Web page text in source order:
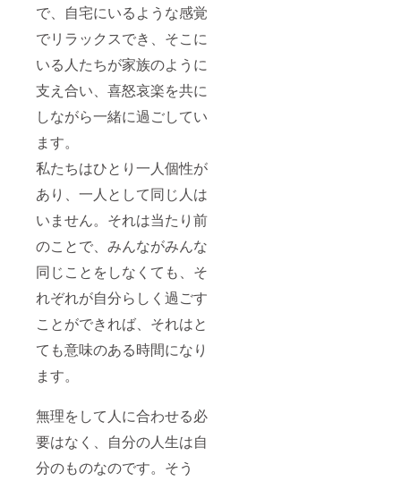
で、自宅にいるような感覚
でリラックスでき、そこに
いる人たちが家族のように
支え合い、喜怒哀楽を共に
しながら一緒に過ごしてい
ます。
私たちはひとり一人個性が
あり、一人として同じ人は
いません。それは当たり前
のことで、みんながみんな
同じことをしなくても、そ
れぞれが自分らしく過ごす
ことができれば、それはと
ても意味のある時間になり
ます。
無理をして人に合わせる必
要はなく、自分の人生は自
分のものなのです。そう